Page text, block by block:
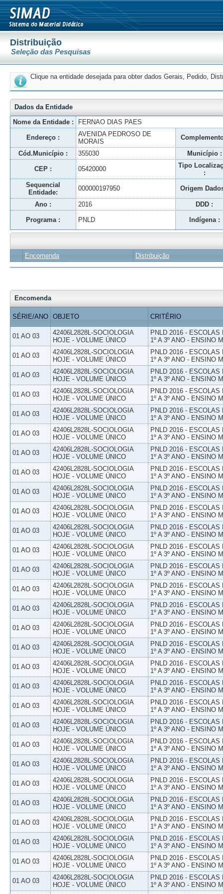
Distribuição
Seleção das Pesquisas
Clique na entidade desejada para obter dados Gerais, Pedido,
Dados da Entidade
Nome da Entidade :
FERNAO DIAS PAES
Endereço :
AVENIDA PEDROSO DE
MORAIS
Cód.Município : 355030 Município :
CEP : 05420000
Tipo
:
Sequencial
Entidade:
000000197950 Origem
Ano : 2016 DDD :
Programa : PNLD Indígena :
Encomenda Distribuição
Encomenda
SÉRIE/ANO OBJETO CRITÉRIO
01 AO 03
42406L2828L-SOCIOLOGIA
HOJE - VOLUME ÚNICO
PNLD 2016 -
1º A 3º ANO - ENSINO
01 AO 03
42406L2828L-SOCIOLOGIA
HOJE - VOLUME ÚNICO
PNLD 2016 -
1º A 3º ANO - ENSINO
01 AO 03
42406L2828L-SOCIOLOGIA
HOJE - VOLUME ÚNICO
PNLD 2016 -
1º A 3º ANO - ENSINO
01 AO 03
42406L2828L-SOCIOLOGIA
HOJE - VOLUME ÚNICO
PNLD 2016 -
1º A 3º ANO - ENSINO
01 AO 03
42406L2828L-SOCIOLOGIA
HOJE - VOLUME ÚNICO
PNLD 2016 -
1º A 3º ANO - ENSINO
01 AO 03
42406L2828L-SOCIOLOGIA
HOJE - VOLUME ÚNICO
PNLD 2016 -
1º A 3º ANO - ENSINO
01 AO 03
42406L2828L-SOCIOLOGIA
HOJE - VOLUME ÚNICO
PNLD 2016 -
1º A 3º ANO - ENSINO
01 AO 03
42406L2828L-SOCIOLOGIA
HOJE - VOLUME ÚNICO
PNLD 2016 -
1º A 3º ANO - ENSINO
01 AO 03
42406L2828L-SOCIOLOGIA
HOJE - VOLUME ÚNICO
PNLD 2016 -
1º A 3º ANO - ENSINO
01 AO 03
42406L2828L-SOCIOLOGIA
HOJE - VOLUME ÚNICO
PNLD 2016 -
1º A 3º ANO - ENSINO
01 AO 03
42406L2828L-SOCIOLOGIA
HOJE - VOLUME ÚNICO
PNLD 2016 -
1º A 3º ANO - ENSINO
01 AO 03
42406L2828L-SOCIOLOGIA
HOJE - VOLUME ÚNICO
PNLD 2016 -
1º A 3º ANO - ENSINO
01 AO 03
42406L2828L-SOCIOLOGIA
HOJE - VOLUME ÚNICO
PNLD 2016 -
1º A 3º ANO - ENSINO
01 AO 03
42406L2828L-SOCIOLOGIA
HOJE - VOLUME ÚNICO
PNLD 2016 -
1º A 3º ANO - ENSINO
01 AO 03
42406L2828L-SOCIOLOGIA
HOJE - VOLUME ÚNICO
PNLD 2016 -
1º A 3º ANO - ENSINO
01 AO 03
42406L2828L-SOCIOLOGIA
HOJE - VOLUME ÚNICO
PNLD 2016 -
1º A 3º ANO - ENSINO
01 AO 03
42406L2828L-SOCIOLOGIA
HOJE - VOLUME ÚNICO
PNLD 2016 -
1º A 3º ANO - ENSINO
01 AO 03
42406L2828L-SOCIOLOGIA
HOJE - VOLUME ÚNICO
PNLD 2016 -
1º A 3º ANO - ENSINO
01 AO 03
42406L2828L-SOCIOLOGIA
HOJE - VOLUME ÚNICO
PNLD 2016 -
1º A 3º ANO - ENSINO
01 AO 03
42406L2828L-SOCIOLOGIA
HOJE - VOLUME ÚNICO
PNLD 2016 -
1º A 3º ANO - ENSINO
01 AO 03
42406L2828L-SOCIOLOGIA
HOJE - VOLUME ÚNICO
PNLD 2016 -
1º A 3º ANO - ENSINO
01 AO 03
42406L2828L-SOCIOLOGIA
HOJE - VOLUME ÚNICO
PNLD 2016 -
1º A 3º ANO - ENSINO
01 AO 03
42406L2828L-SOCIOLOGIA
HOJE - VOLUME ÚNICO
PNLD 2016 -
1º A 3º ANO - ENSINO
01 AO 03
42406L2828L-SOCIOLOGIA
HOJE - VOLUME ÚNICO
PNLD 2016 -
1º A 3º ANO - ENSINO
01 AO 03
42406L2828L-SOCIOLOGIA
HOJE - VOLUME ÚNICO
PNLD 2016 -
1º A 3º ANO - ENSINO
01 AO 03
42406L2828L-SOCIOLOGIA
HOJE - VOLUME ÚNICO
PNLD 2016 -
1º A 3º ANO - ENSINO
01 AO 03
42406L2828L-SOCIOLOGIA
HOJE - VOLUME ÚNICO
PNLD 2016 -
1º A 3º ANO - ENSINO
01 AO 03
42406L2828L-SOCIOLOGIA
HOJE - VOLUME ÚNICO
PNLD 2016 -
1º A 3º ANO - ENSINO
01 AO 03
42406L2828L-SOCIOLOGIA
HOJE - VOLUME ÚNICO
PNLD 2016 -
1º A 3º ANO - ENSINO